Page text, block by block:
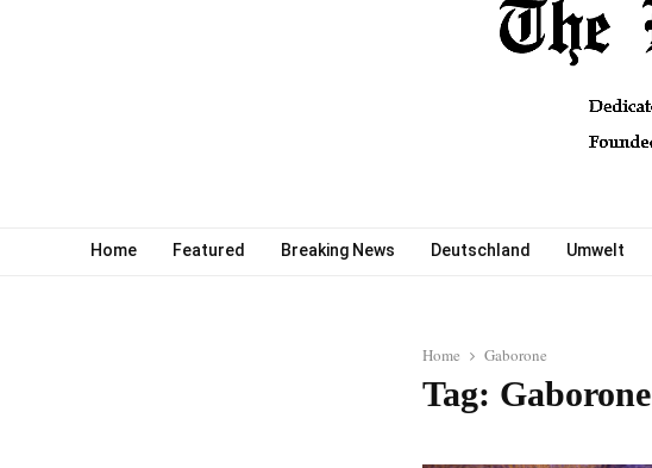
Home Featured Breaking News Deutschland Umwelt
Home Gaborone
Tag: Gaborone